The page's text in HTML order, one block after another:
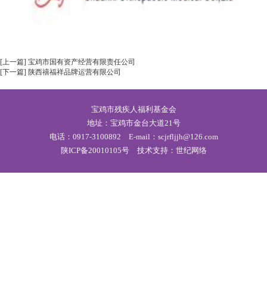
[上一篇] 宝鸡市国有资产经营有限责任公司
[下一篇] 陕西禧福祥品牌运营有限公司
宝鸡市残疾人福利基金会
地址：宝鸡市金台大道21号
电话：0917-3100892 E-mail：scjrfljjh@126.com
陕ICP备20010105号技术支持：世纪网络